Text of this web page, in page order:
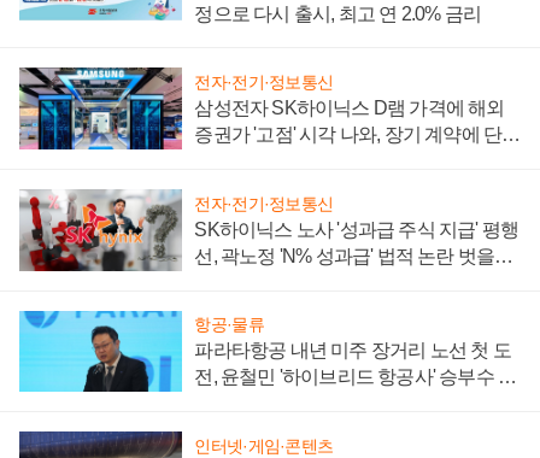
정으로 다시 출시, 최고 연 2.0% 금리
전자·전기·정보통신
삼성전자 SK하이닉스 D램 가격에 해외
증권가 '고점' 시각 나와, 장기 계약에 단점
전자·전기·정보통신
SK하이닉스 노사 '성과급 주식 지급' 평행
선, 곽노정 'N% 성과급' 법적 논란 벗을지
항공·물류
파라타항공 내년 미주 장거리 노선 첫 도
전, 윤철민 '하이브리드 항공사' 승부수 통
인터넷·게임·콘텐츠